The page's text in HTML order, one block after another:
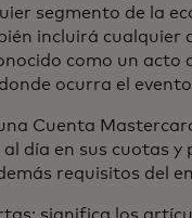
segmento de la
incluirá cualquier
como un acto
ocurra el
Cuenta
día en sus cuotas y
requisitos del